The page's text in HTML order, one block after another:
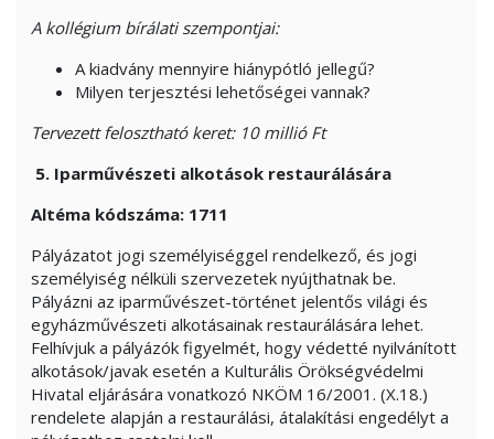
A kollégium bírálati szempontjai:
A kiadvány mennyire hiánypótló jellegű?
Milyen terjesztési lehetőségei vannak?
Tervezett felosztható keret: 10 millió Ft
5. Iparművészeti alkotások restaurálására
Altéma kódszáma: 1711
Pályázatot jogi személyiséggel rendelkező, és jogi
személyiség nélküli szervezetek nyújthatnak be.
Pályázni az iparművészet-történet jelentős világi és
egyházművészeti alkotásainak restaurálására lehet.
Felhívjuk a pályázók figyelmét, hogy védetté nyilvánított
alkotások/javak esetén a Kulturális Örökségvédelmi
Hivatal eljárására vonatkozó NKÖM 16/2001. (X.18.)
rendelete alapján a restaurálási, átalakítási engedélyt a